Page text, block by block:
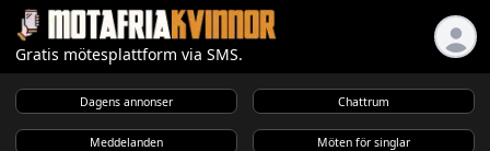
Gratis mötesplattform via SMS.
Dagens annonser Chattrum
Meddelanden Möten för singlar